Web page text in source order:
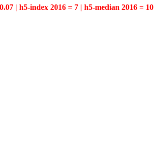
| h5-index 2016 = 7 | h5-median 2016 = 10